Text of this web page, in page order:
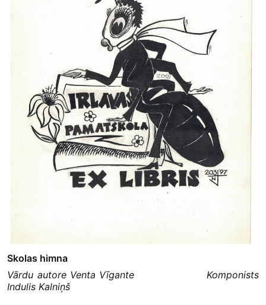
Skolas himna
Vārdu autore Venta VīganteKomponists
Indulis Kalniņš